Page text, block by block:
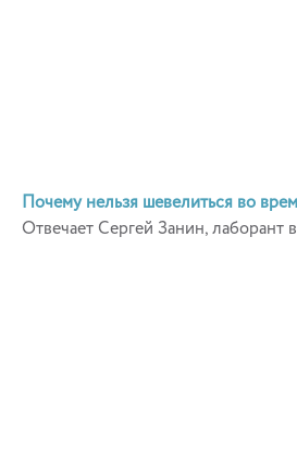
Почему нельзя шевелиться во
Отвечает Сергей Занин, лаборант